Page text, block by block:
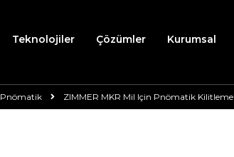
Teknolojiler Çözümler Kurumsal
Pnömatik ZIMMER MKR Mil Için Pnömatik Kilitleme